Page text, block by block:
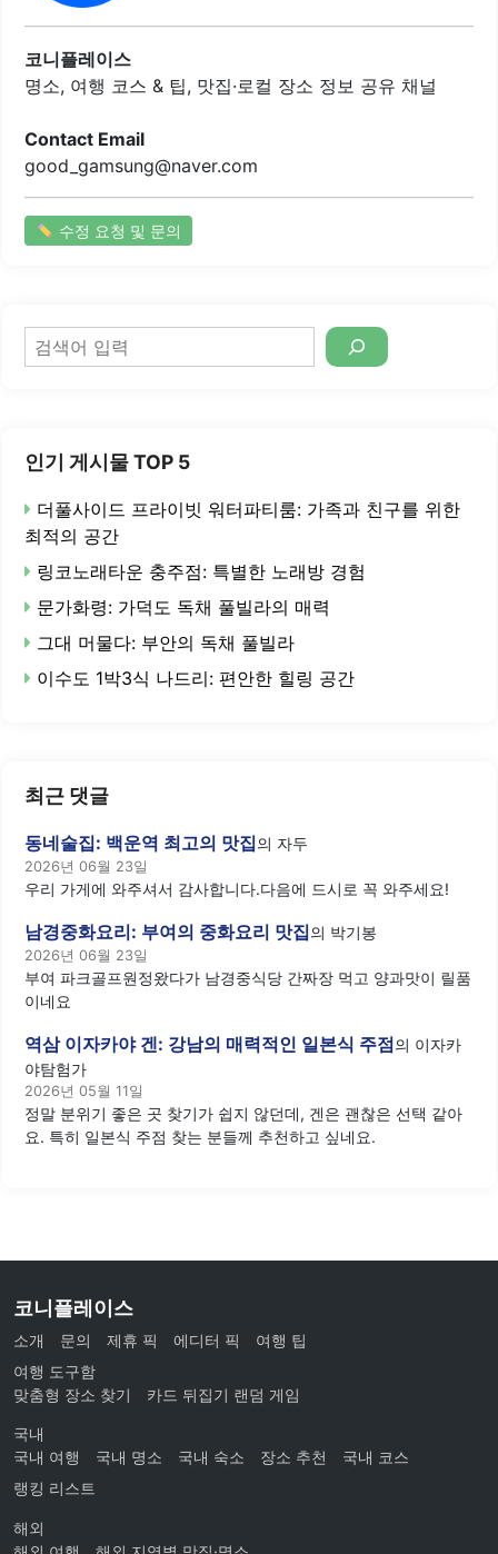
료로 만들어지는 피자의 향이 고객을 반깁니다.또한, 예약을
통해 빠른 픽업이 가능하여 시간 절약이 가능합니다. 매월 정
해진 날짜에 진행되는 할인 이벤트도 있어, 고객들은 더욱 저
렴한 가격으로 피자를 즐길 수..
코니플레이스
명소, 여행 코스 & 팁, 맛집·로컬 장소 정보 공유 채널
Contact Email
good_gamsung@naver.com
수정 요청 및 문의
검
색
인기 게시물 TOP 5
더풀사이드 프라이빗 워터파티룸: 가족과 친구를 위한
최적의 공간
링코노래타운 충주점: 특별한 노래방 경험
문가화령: 가덕도 독채 풀빌라의 매력
그대 머물다: 부안의 독채 풀빌라
이수도 1박3식 나드리: 편안한 힐링 공간
최근 댓글
동네술집: 백운역 최고의 맛집의 자두
2026년 06월 23일
우리 가게에 와주셔서 감사합니다.다음에 드시로 꼭 와주세요!
남경중화요리: 부여의 중화요리 맛집의 박기봉
2026년 06월 23일
부여 파크골프원정왔다가 남경중식당 간짜장 먹고 양과맛이 릴품
이네요
역삼 이자카야 겐: 강남의 매력적인 일본식 주점의 이자카
야탐험가
2026년 05월 11일
정말 분위기 좋은 곳 찾기가 쉽지 않던데, 겐은 괜찮은 선택 같아
요. 특히 일본식 주점 찾는 분들께 추천하고 싶네요.
코니플레이스
소개 문의 제휴 픽 에디터 픽
여행 팁
여행 도구함
맞춤형 장소 찾기
카드 뒤집기 랜덤 게임
국내
국내 여행
국내 명소 국내 숙소 장소 추천
국내 코스
랭킹 리스트
해외